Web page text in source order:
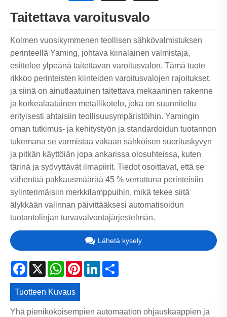
Taitettava varoitusvalo
Kolmen vuosikymmenen teollisen sähkövalmistuksen
perinteellä Yaming, johtava kiinalainen valmistaja,
esittelee ylpeänä taitettavan varoitusvalon. Tämä tuote
rikkoo perinteisten kiinteiden varoitusvalojen rajoitukset,
ja siinä on ainutlaatuinen taitettava mekaaninen rakenne
ja korkealaatuinen metallikotelo, joka on suunniteltu
erityisesti ahtaisiin teollisuusympäristöihin. Yamingin
oman tutkimus- ja kehitystyön ja standardoidun tuotannon
tukemana se varmistaa vakaan sähköisen suorituskyvyn
ja pitkän käyttöiän jopa ankarissa olosuhteissa, kuten
tärinä ja syövyttävät ilmapiirit. Tiedot osoittavat, että se
vähentää pakkausmäärää 45 % verrattuna perinteisiin
sylinterimäisiin merkkilamppuihin, mikä tekee siitä
älykkään valinnan päivittääksesi automatisoidun
tuotantolinjan turvavalvontajärjestelmän.
Lähetä kysely
Facebook
X WhatsApp
PinterestLinkedIn
Tuotteen Kuvaus
Yhä pienikokoisempien automaation ohjauskaappien ja